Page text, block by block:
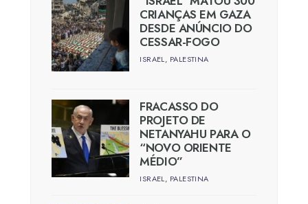
CRIANÇAS EM GAZA
DESDE ANÚNCIO DO
CESSAR-FOGO
ISRAEL, PALESTINA
FRACASSO DO
PROJETO DE
NETANYAHU PARA O
“NOVO ORIENTE
MÉDIO”
ISRAEL, PALESTINA